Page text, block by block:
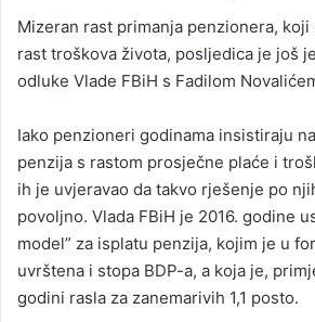
Mizeran rast primanja penzionera,
rast troškova života, posljedica je još
odluke Vlade FBiH s Fadilom
Iako penzioneri godinama insistiraju
penzija s rastom prosječne plaće i
ih je uvjeravao da takvo rješenje po
povoljno. Vlada FBiH je 2016. godine
model” za isplatu penzija, kojim je u
uvrštena i stopa BDP-a, a koja je,
godini rasla za zanemarivih 1,1 posto.